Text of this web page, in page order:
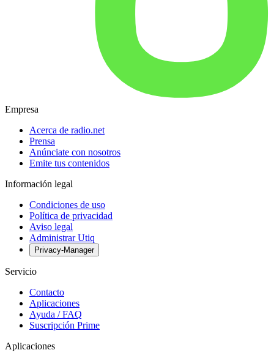
Empresa
Acerca de radio.net
Prensa
Anúnciate con nosotros
Emite tus contenidos
Información legal
Condiciones de uso
Política de privacidad
Aviso legal
Administrar Utiq
Privacy-Manager
Servicio
Contacto
Aplicaciones
Ayuda / FAQ
Suscripción Prime
Aplicaciones